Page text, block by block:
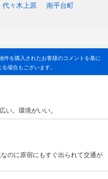
代々木上原
南平台町
件を購入されたお客様のコメントを基に
場合もございます。
い。環境がいい。
のに原宿にもすぐ出られて交通が